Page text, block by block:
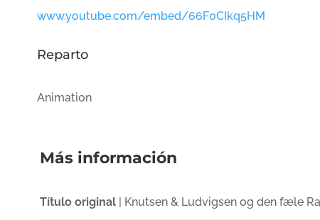
www.youtube.com/embed/66F0CIkq5HM
Reparto
Animation
Más información
Título original| Knutsen & Ludvigsen og den fæle